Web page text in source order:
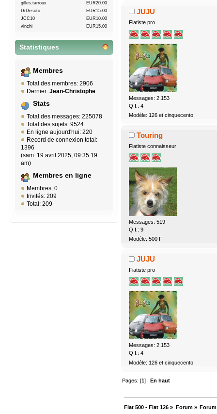
gilles.tarroux
EUR20.00
DrDesoto
EUR15.00
JCC10
EUR10.00
vinchi
EUR15.00
Statistiques
Membres
Total des membres: 2906
Dernier: Jean-Christophe
Stats
Total des messages: 225078
Total des sujets: 9524
En ligne aujourd'hui: 220
Record de connexion total:
1396
(sam. 19 avril 2025, 09:35:19
am)
Membres en ligne
Membres: 0
Invités: 209
Total: 209
JUJU
Fiatiste pro
Messages: 2.153
Q.I.: 4
Modèle: 126 et cinquecento
Touring
Fiatiste connaisseur
Messages: 519
Q.I.: 9
Modèle: 500 F
JUJU
Fiatiste pro
Messages: 2.153
Q.I.: 4
Modèle: 126 et cinquecento
Pages: [1]En haut
Fiat 500 • Fiat 126 » Forum»